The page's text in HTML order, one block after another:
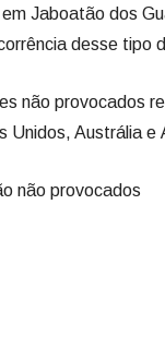
Jaboatão dos
desse tipo
não provocados
Unidos, Austrália e
não provocados